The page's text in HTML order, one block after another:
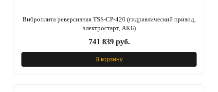
Виброплита реверсивная TSS-CP-420 (гидравлический привод,
электростарт, АКБ)
741 839 руб.
В корзину